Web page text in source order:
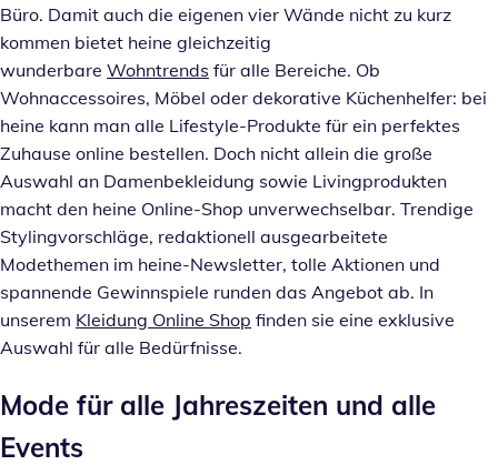
Büro. Damit auch die eigenen vier Wände nicht zu kurz
kommen bietet heine gleichzeitig
wunderbare Wohntrends für alle Bereiche. Ob
Wohnaccessoires, Möbel oder dekorative Küchenhelfer: bei
heine kann man alle Lifestyle-Produkte für ein perfektes
Zuhause online bestellen. Doch nicht allein die große
Auswahl an Damenbekleidung sowie Livingprodukten
macht den heine Online-Shop unverwechselbar. Trendige
Stylingvorschläge, redaktionell ausgearbeitete
Modethemen im heine-Newsletter, tolle Aktionen und
spannende Gewinnspiele runden das Angebot ab. In
unserem Kleidung Online Shop finden sie eine exklusive
Auswahl für alle Bedürfnisse.
Mode für alle Jahreszeiten und alle
Events